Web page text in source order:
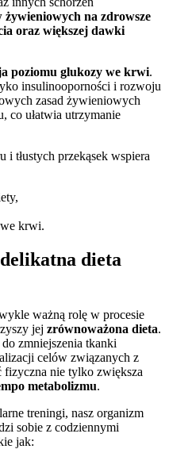
na zdrowsze
oraz większej dawki
poziomu glukozy we krwi.
insulinooporności i rozwoju
zasad żywieniowych
co ułatwia utrzymanie
i tłustych przekąsek wspiera
krwi.
dieta
ważną rolę w procesie
jej zrównoważona dieta.
zmniejszenia tkanki
celów związanych z
nie tylko zwiększa
metabolizmu.
treningi, nasz organizm
sobie z codziennymi
jak: